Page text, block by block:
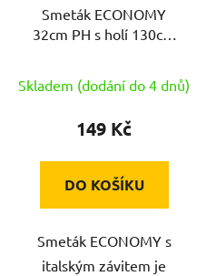
k
Smeták ECONOMY
32cm PH s holí 130cm
Skladem (dodání do 4 dnů)
149 Kč
DO KOŠÍKU
Smeták ECONOMY s
italským závitem je